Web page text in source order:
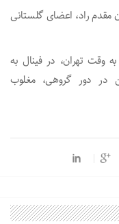
مقدم راد، اعضای گلستانی
یکشنبه ساعت ۲۰:۳۰ دقیقه به وقت تهران، در فینال به
در دور گروهی، مغلوب